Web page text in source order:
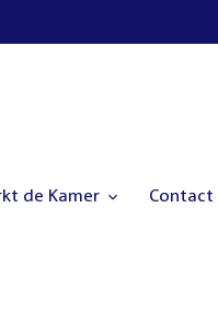
de Kamer Contact